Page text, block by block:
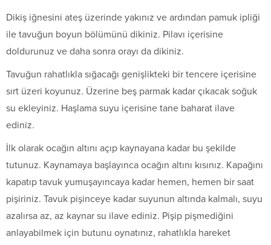
Dikiş iğnesini ateş üzerinde yakınız ve ardından pamuk ipliği
ile tavuğun boyun bölümünü dikiniz. Pilavı içerisine
doldurunuz ve daha sonra orayı da dikiniz.
Tavuğun rahatlıkla sığacağı genişlikteki bir tencere içerisine
sırt üzeri koyunuz. Üzerine beş parmak kadar çıkacak soğuk
su ekleyiniz. Haşlama suyu içerisine tane baharat ilave
ediniz.
İlk olarak ocağın altını açıp kaynayana kadar bu şekilde
tutunuz. Kaynamaya başlayınca ocağın altını kısınız. Kapağını
kapatıp tavuk yumuşayıncaya kadar hemen, hemen bir saat
pişiriniz. Tavuk pişinceye kadar suyunun altında kalmalı, suyu
azalırsa az, az kaynar su ilave ediniz. Pişip pişmediğini
anlayabilmek için butunu oynatınız, rahatlıkla hareket